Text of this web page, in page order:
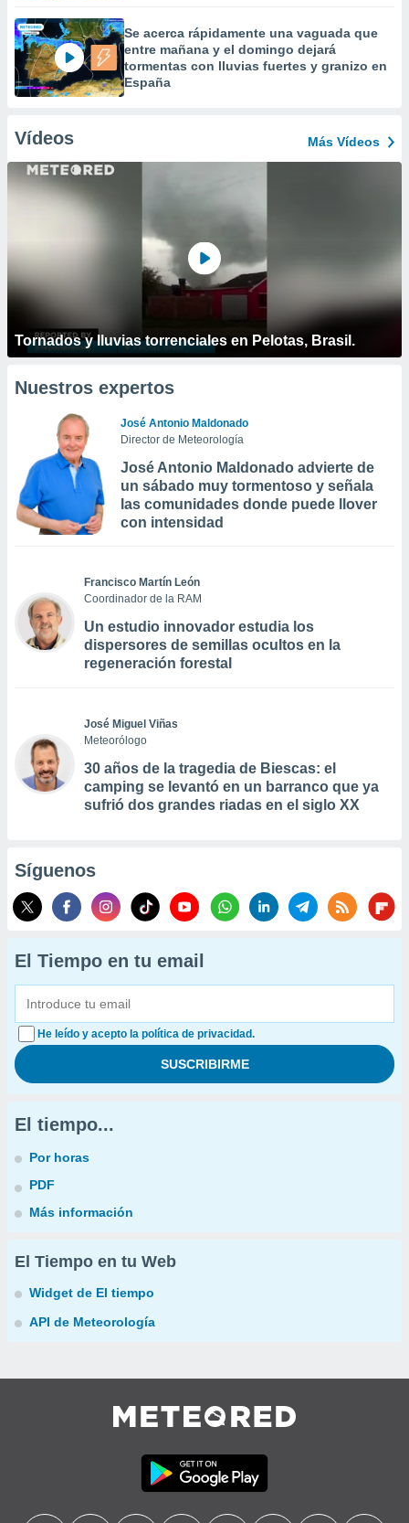
Se acerca rápidamente una vaguada que
entre mañana y el domingo dejará
tormentas con lluvias fuertes y granizo en
España
Vídeos Más Vídeos
Tornados y lluvias torrenciales en Pelotas, Brasil.
Nuestros expertos
José Antonio Maldonado
Director de Meteorología
José Antonio Maldonado advierte de
un sábado muy tormentoso y señala
las comunidades donde puede llover
con intensidad
Francisco Martín León
Coordinador de la RAM
Un estudio innovador estudia los
dispersores de semillas ocultos en la
regeneración forestal
José Miguel Viñas
Meteorólogo
30 años de la tragedia de Biescas: el
camping se levantó en un barranco que ya
sufrió dos grandes riadas en el siglo XX
Síguenos
El Tiempo en tu email
He leído y acepto la política de privacidad.
El tiempo...
Por horas
PDF
Más información
El Tiempo en tu Web
Widget de El tiempo
API de Meteorología